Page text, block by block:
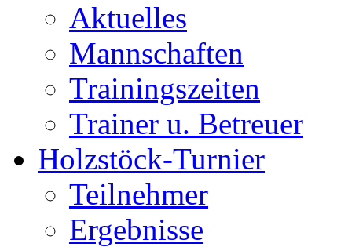
Aktuelles
Mannschaften
Trainingszeiten
Trainer u. Betreuer
Holzstöck-Turnier
Teilnehmer
Ergebnisse